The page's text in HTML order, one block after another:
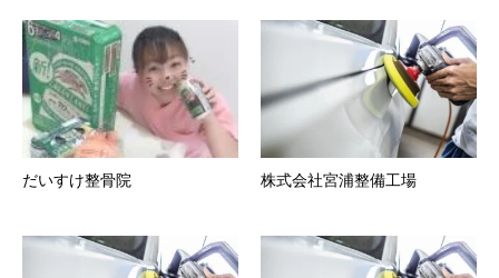
だいすけ整骨院 株式会社宮浦整備工場